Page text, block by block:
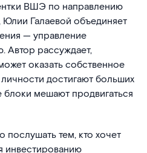
ВШЭ по направлению
Юлии Галаевой объединяет
— управление
Автор рассуждает,
оказать собственное
достигают больших
блоки мешают продвигаться
послушать тем, кто хочет
инвестированию